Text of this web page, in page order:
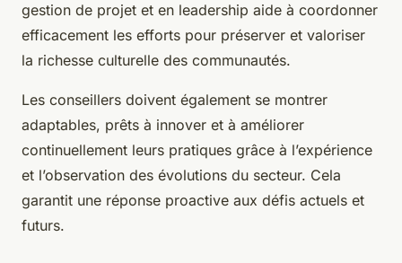
gestion de projet et en leadership aide à coordonner
efficacement les efforts pour préserver et valoriser
la richesse culturelle des communautés.
Les conseillers doivent également se montrer
adaptables, prêts à innover et à améliorer
continuellement leurs pratiques grâce à l’expérience
et l’observation des évolutions du secteur. Cela
garantit une réponse proactive aux défis actuels et
futurs.